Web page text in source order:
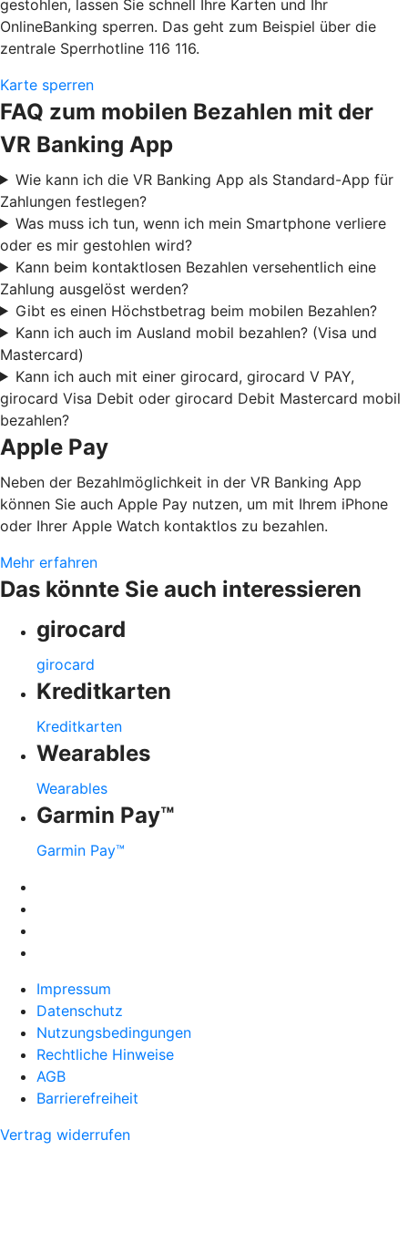
gestohlen, lassen Sie schnell Ihre Karten und Ihr
OnlineBanking sperren. Das geht zum Beispiel über die
zentrale Sperrhotline 116 116.
Karte sperren
FAQ zum mobilen Bezahlen mit der
VR Banking App
Wie kann ich die VR Banking App als Standard-App für
Zahlungen festlegen?
Was muss ich tun, wenn ich mein Smartphone verliere
oder es mir gestohlen wird?
Kann beim kontaktlosen Bezahlen versehentlich eine
Zahlung ausgelöst werden?
Gibt es einen Höchstbetrag beim mobilen Bezahlen?
Kann ich auch im Ausland mobil bezahlen? (Visa und
Mastercard)
Kann ich auch mit einer girocard, girocard V PAY,
girocard Visa Debit oder girocard Debit Mastercard mobil
bezahlen?
Apple Pay
Neben der Bezahlmöglichkeit in der VR Banking App
können Sie auch Apple Pay nutzen, um mit Ihrem iPhone
oder Ihrer Apple Watch kontaktlos zu bezahlen.
Mehr erfahren
Das könnte Sie auch interessieren
girocard
girocard
Kreditkarten
Kreditkarten
Wearables
Wearables
Garmin Pay™
Garmin Pay™
Impressum
Datenschutz
Nutzungsbedingungen
Rechtliche Hinweise
AGB
Barrierefreiheit
Vertrag widerrufen